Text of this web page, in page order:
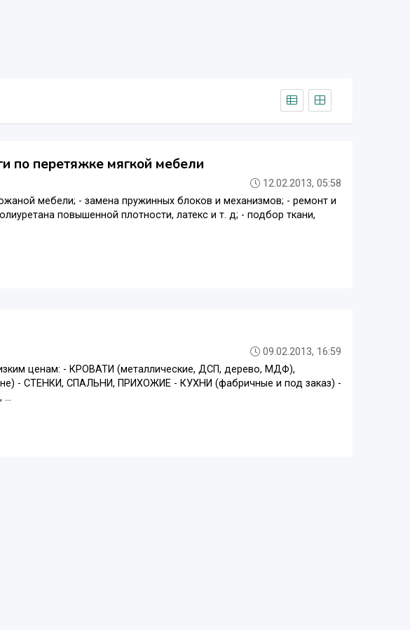
по перетяжке мягкой мебели
12.02.2013, 05:58
мебели; - замена пружинных блоков и механизмов; - ремонт и
повышенной плотности, латекс и т. д; - подбор ткани,
09.02.2013, 16:59
ценам: - КРОВАТИ (металлические, ДСП, дерево, МДФ),
- СТЕНКИ, СПАЛЬНИ, ПРИХОЖИЕ - КУХНИ (фабричные и под заказ) -